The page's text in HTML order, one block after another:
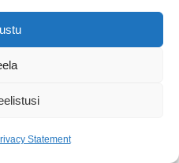
Statement